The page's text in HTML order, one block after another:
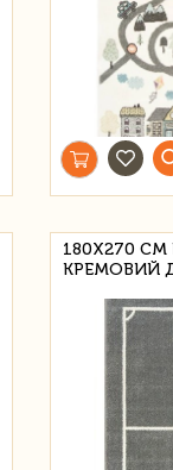
180Х270
КРЕМОВИЙ